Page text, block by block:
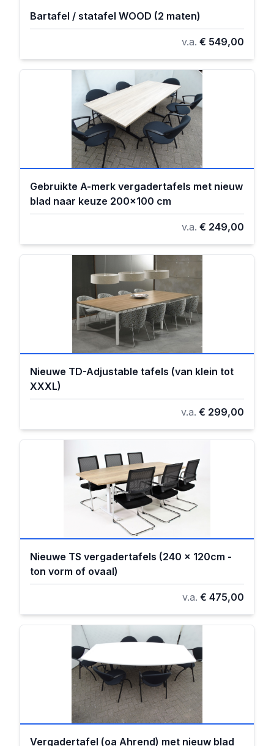
Bartafel / statafel WOOD (2 maten)
v.a. € 549,00
Gebruikte A-merk vergadertafels met nieuw
blad naar keuze 200x100 cm
v.a. € 249,00
Nieuwe TD-Adjustable tafels (van klein tot
XXXL)
v.a. € 299,00
Nieuwe TS vergadertafels (240 x 120cm -
ton vorm of ovaal)
v.a. € 475,00
Vergadertafel (oa Ahrend) met nieuw blad